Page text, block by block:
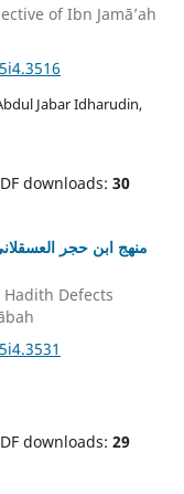
of Ibn Jamā’ah
Jabar Idharudin,
downloads:30
منهج ابن حجر
Defects
downloads:29